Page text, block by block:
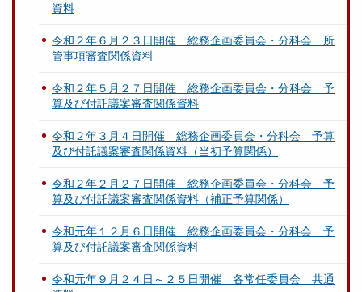
資料
令和２年６月２３日開催 総務企画委員会・分科会 所
管事項審査関係資料
令和２年５月２７日開催 総務企画委員会・分科会 予
算及び付託議案審査関係資料
令和２年３月４日開催 総務企画委員会・分科会 予算
及び付託議案審査関係資料（当初予算関係）
令和２年２月２７日開催 総務企画委員会・分科会 予
算及び付託議案審査関係資料（補正予算関係）
令和元年１２月６日開催 総務企画委員会・分科会 予
算及び付託議案審査関係資料
令和元年９月２４日～２５日開催 各常任委員会 共通